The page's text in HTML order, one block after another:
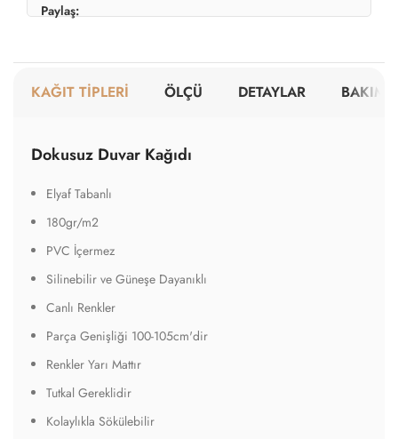
Paylaş:
KAĞIT TİPLERİ ÖLÇÜ DETAYLAR BAKIM
Dokusuz Duvar Kağıdı
Elyaf Tabanlı
180gr/m2
PVC İçermez
Silinebilir ve Güneşe Dayanıklı
Canlı Renkler
Parça Genişliği 100-105cm'dir
Renkler Yarı Mattır
Tutkal Gereklidir
Kolaylıkla Sökülebilir